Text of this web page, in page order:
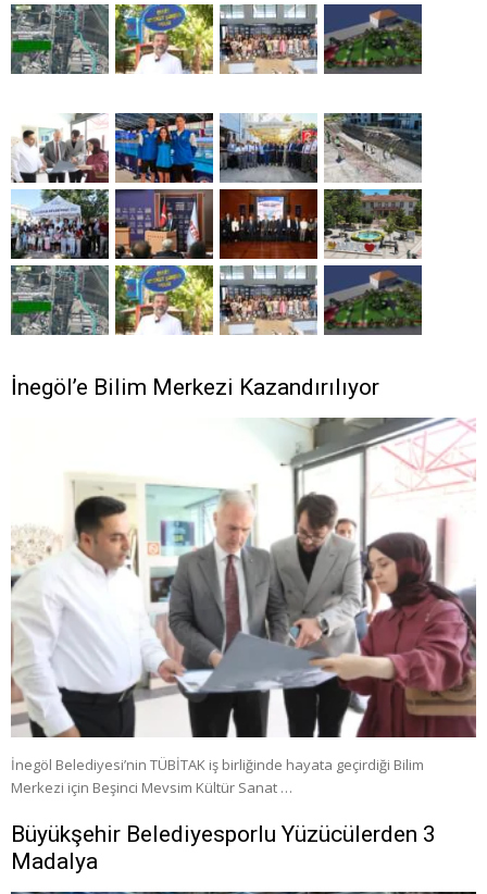
İnegöl’e Bilim Merkezi Kazandırılıyor
İnegöl Belediyesi’nin TÜBİTAK iş birliğinde hayata geçirdiği Bilim
Merkezi için Beşinci Mevsim Kültür Sanat …
Büyükşehir Belediyesporlu Yüzücülerden 3
Madalya